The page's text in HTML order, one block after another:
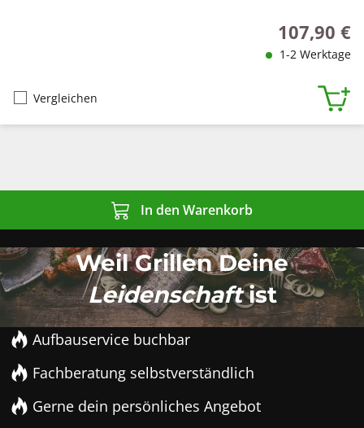
Regulärer
107,90 €
1-2 Werktage
Vergleichen
In den Warenkorb
Weil Grillen Deine
Leidenschaftist
Aufbauservice buchbar
Fachberatung selbstverständlich
Gerne dein persönliches Angebot